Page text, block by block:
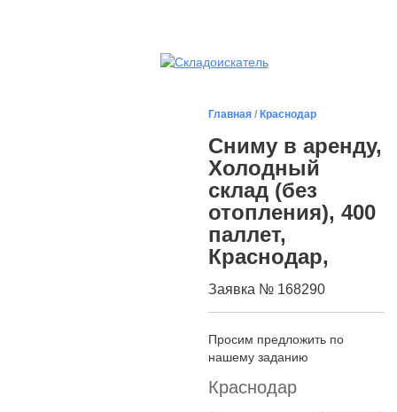
Главная / Краснодар
Сниму в аренду,
Холодный
склад (без
отопления), 400
паллет,
Краснодар,
Заявка № 168290
Просим предложить по
нашему заданию
Краснодар